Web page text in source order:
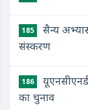
185
सैन्य
संस्करण
186
का चुनाव